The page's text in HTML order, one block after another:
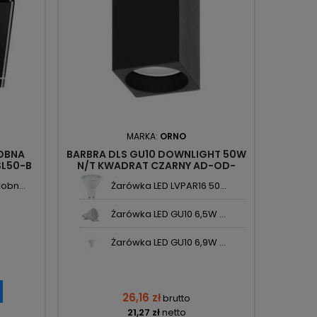
B
MARKA: ORNO
BARBRA DLS GU10 DOWNLIGHT 50W
N/T KWADRAT CZARNY AD-OD-
Żarówka LED LVPAR16 50...
Żarówka LED GU10 6,5W ...
Żarówka LED GU10 6,9W ...
26,16 złbrutto
21,27 złnetto